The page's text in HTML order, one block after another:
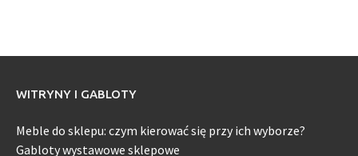
WITRYNY I GABLOTY
Meble do sklepu: czym kierować się przy ich wyborze?
Gabloty wystawowe sklepowe